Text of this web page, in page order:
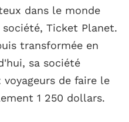
dans le monde
Ticket Planet.
transformée en
sa société
de faire le
1 250 dollars.